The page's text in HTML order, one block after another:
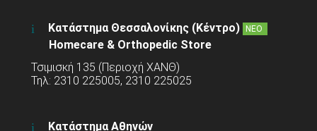
Κατάστημα Θεσσαλονίκης (Κέντρο) ΝΕΟ
Homecare & Orthopedic Store
Τσιμισκή 135 (Περιοχή ΧΑΝΘ)
Τηλ: 2310 225005, 2310 225025
Κατάστημα Αθηνών